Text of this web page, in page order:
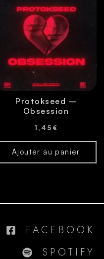
Protokseed –
Obsession
1,45 €
Ajouter au panier
FACEBOOK
SPOTIFY